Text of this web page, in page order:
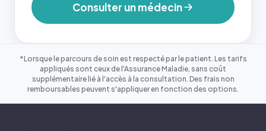
Consulter un médecin
*Lorsque le parcours de soin est respecté par le patient. Les tarifs
appliqués sont ceux de l'Assurance Maladie, sans coût
supplémentaire lié à l'accès à la consultation. Des frais non
remboursables peuvent s'appliquer en fonction des options.